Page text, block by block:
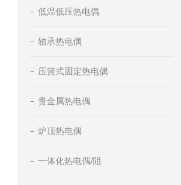
低温低压热电偶
轴承热电偶
压簧式固定热电偶
贵金属热电偶
炉顶热电偶
一体化热电偶/阻